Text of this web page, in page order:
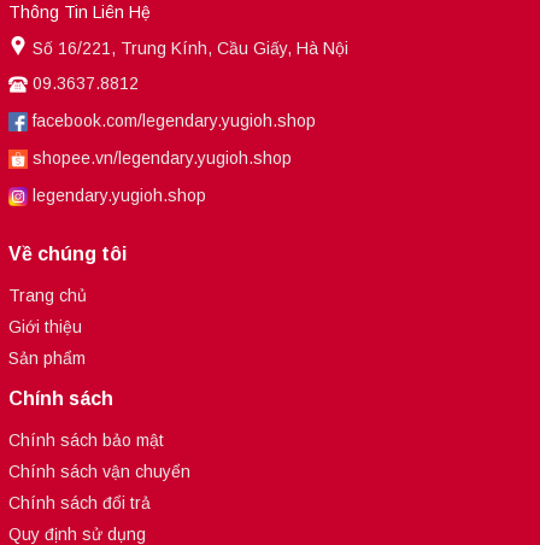
Thông Tin Liên Hệ
Số 16/221, Trung Kính, Cầu Giấy, Hà Nội
09.3637.8812
facebook.com/legendary.yugioh.shop
shopee.vn/legendary.yugioh.shop
legendary.yugioh.shop
Về chúng tôi
Trang chủ
Giới thiệu
Sản phẩm
Chính sách
Chính sách bảo mật
Chính sách vận chuyển
Chính sách đổi trả
Quy định sử dụng